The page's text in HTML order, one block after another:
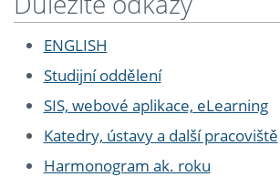
ENGLISH
Studijní oddělení
SIS, webové aplikace, eLearning
Katedry, ústavy a další pracoviště
Harmonogram ak. roku